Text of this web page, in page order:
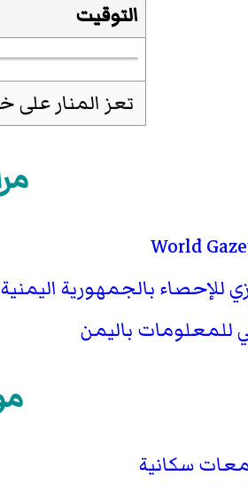
التوقيت
World
للإحصاء بالجمهورية اليمنية
للمعلومات باليمن
سكانية